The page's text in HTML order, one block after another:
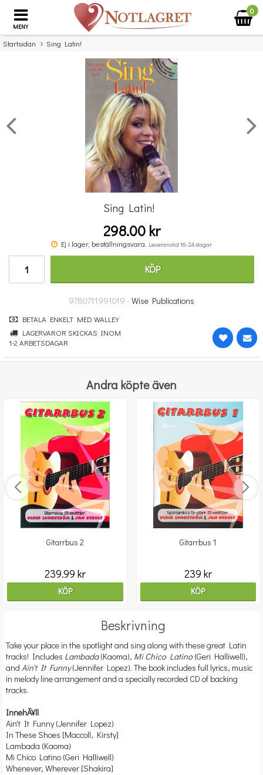
MENY
0
Startsidan Sing Latin!
Missa inte detta...
Music Flash Cards
Sing Latin!
298.00 kr
Ej i lager, beställningsvara. Leveranstid 16-24 dagar
KÖP
9780711991019 - Wise Publications
BETALA ENKELT MED WALLEY
LAGERVAROR SKICKAS INOM
1-2 ARBETSDAGAR
Andra köpte även
Gitarrbus 2
239.99 kr
KÖP
Gitarrbus 1
239 kr
KÖP
Beskrivning
Take your place in the spotlight and sing along with these great Latin
tracks! Includes Lambada(Kaoma), Mi Chico Latino(Geri Halliwell),
and Ain't It Funny(Jennifer Lopez). The book includes full lyrics, music
in melody line arrangement and a specially recorded CD of backing
tracks.
InnehÃ¥ll
Ain't It Funny (Jennifer Lopez)
In These Shoes [Maccoll, Kirsty]
Lambada (Kaoma)
Mi Chico Latino (Geri Halliwell)
Whenever, Wherever [Shakira]